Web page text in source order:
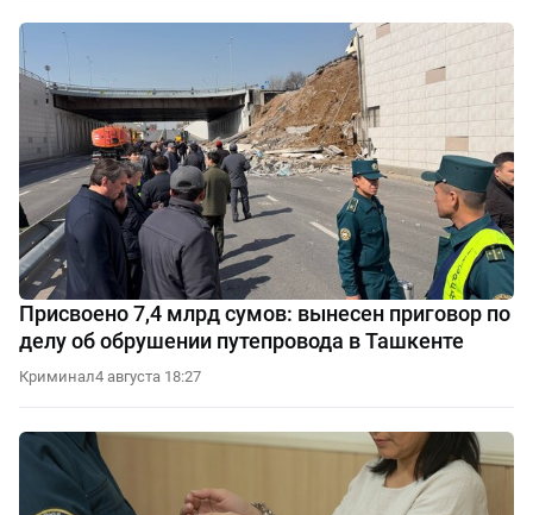
Присвоено 7,4 млрд сумов: вынесен приговор по
делу об обрушении путепровода в Ташкенте
Криминал4 августа 18:27